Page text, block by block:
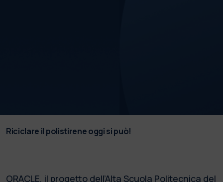
Riciclare il polistirene oggi si può!
ORACLE, il progetto dell’Alta Scuola Politecnica del